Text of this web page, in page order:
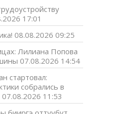
17:01
08.08.2026 09:25
Лилиана Попова
07.08.2026 14:54
стартовал:
собрались в
07.08.2026 11:53